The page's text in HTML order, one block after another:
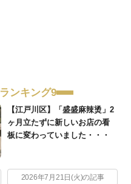
ランキング9
【江戸川区】「盛盛麻辣烫」2
ヶ月立たずに新しいお店の看
板に変わっていました・・・
2026年7月21日(火)の記事